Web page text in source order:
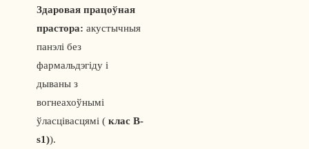
Здаровая працоўная
прастора: акустычныя
панэлі без
фармальдэгіду і
дываны з
вогнеахоўнымі
ўласцівасцямі (клас B-
s1)).